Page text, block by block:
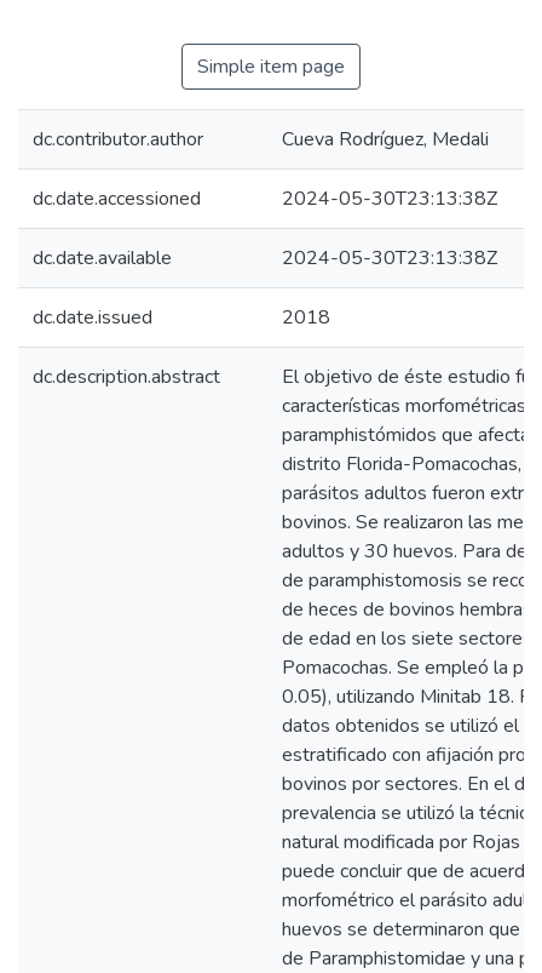
Simple item page
dc.contributor.author Cueva Rodríguez, Medali
dc.date.accessioned 2024-05-30T23:13:38Z
dc.date.available 2024-05-30T23:13:38Z
dc.date.issued 2018
dc.description.abstract
El objetivo de éste estudio
características morfométricas
paramphistómidos que
distrito Florida-Pomacochas,
parásitos adultos fueron
bovinos. Se realizaron las
adultos y 30 huevos. Para
de paramphistomosis se
de heces de bovinos hembras
de edad en los siete sectores
Pomacochas. Se empleó la
0.05), utilizando Minitab 18.
datos obtenidos se utilizó el
estratificado con afijación
bovinos por sectores. En el
prevalencia se utilizó la
natural modificada por Rojas
puede concluir que de
morfométrico el parásito
huevos se determinaron que
de Paramphistomidae y una